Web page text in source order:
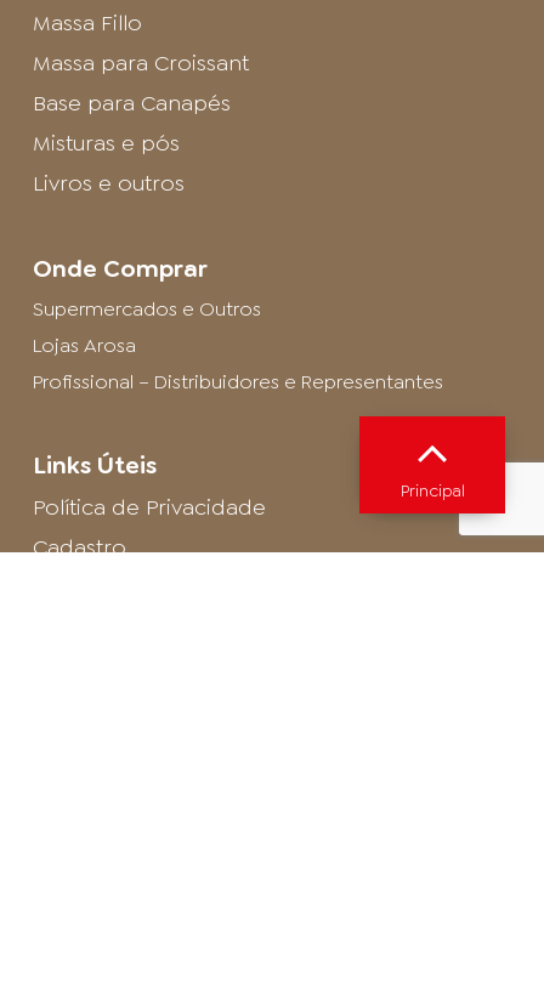
Massa Fillo
Massa para Croissant
Base para Canapés
Misturas e pós
Livros e outros
Onde Comprar
Supermercados e Outros
Lojas Arosa
Profissional – Distribuidores e Representantes
Links Úteis
Política de Privacidade
Cadastro
Principal